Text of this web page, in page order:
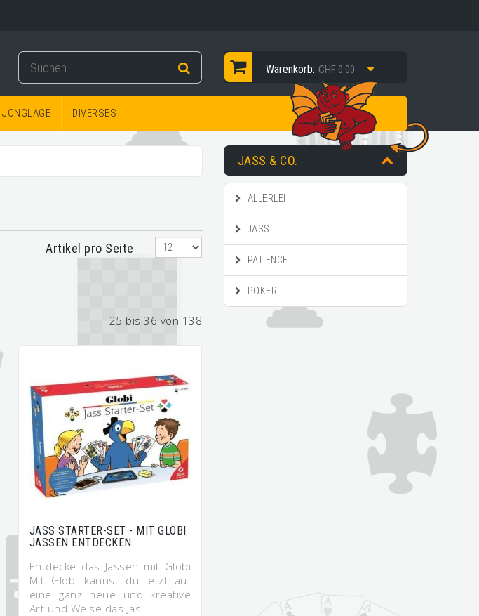
Warenkorb: CHF 0.00
JONGLAGE DIVERSES
Artikel pro Seite
25 bis 36 von 138
JASS STARTER-SET - MIT GLOBI
JASSEN ENTDECKEN
Entdecke das Jassen mit Globi
Mit Globi kannst du jetzt auf
eine ganz neue und kreative
Art und Weise das Jas…
JASS & CO.
ALLERLEI
JASS
PATIENCE
POKER